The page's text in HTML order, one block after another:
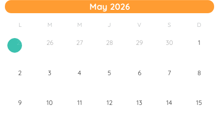
May 2026
L M M J V S D
25 26 27 28 29 30 1
2 3 4 5 6 7 8
9 10 11 12 13 14 15